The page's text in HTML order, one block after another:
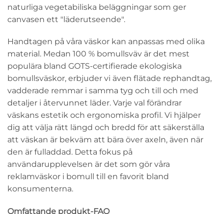
naturliga vegetabiliska beläggningar som ger
canvasen ett "läderutseende".
Handtagen på våra väskor kan anpassas med olika
material. Medan 100 % bomullsväv är det mest
populära bland GOTS-certifierade ekologiska
bomullsväskor, erbjuder vi även flätade rephandtag,
vadderade remmar i samma tyg och till och med
detaljer i återvunnet läder. Varje val förändrar
väskans estetik och ergonomiska profil. Vi hjälper
dig att välja rätt längd och bredd för att säkerställa
att väskan är bekväm att bära över axeln, även när
den är fulladdad. Detta fokus på
användarupplevelsen är det som gör våra
reklamväskor i bomull till en favorit bland
konsumenterna.
Omfattande produkt-FAQ